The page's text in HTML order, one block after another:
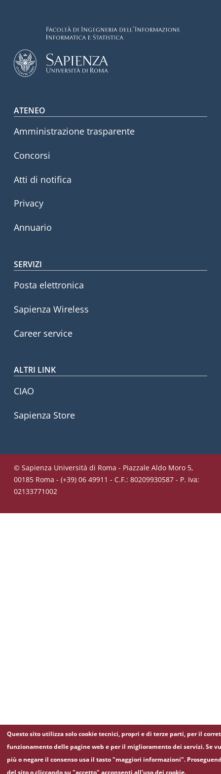
Footer menu
ATENEO
Amministrazione trasparente
Concorsi
Atti di notifica
Privacy
Annuario
SERVIZI
Posta elettronica
Sapienza Wireless
Career service
ALTRI LINK
CIAO
Sapienza Store
© Sapienza Università di Roma - Piazzale Aldo Moro 5,
00185 Roma - (+39) 06 49911 - C.F.: 80209930587 - P. Iva:
02133771002
Questo sito utilizza solo cookie tecnici, propri e di terze parti, per il
funzionamento delle pagine web e per il miglioramento dei servizi. Se
più o negare il consenso usa il tasto "maggiori informazioni".
del sito o cliccando su "accetto" acconsenti all'uso dei cookie.